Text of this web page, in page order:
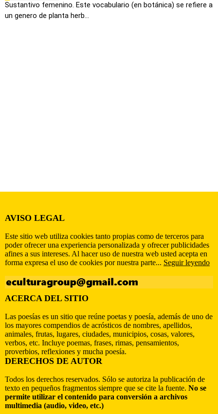
Sustantivo femenino. Este vocabulario (en botánica) se refiere a
un genero de planta herb...
AVISO LEGAL
Este sitio web utiliza cookies tanto propias como de terceros para
poder ofrecer una experiencia personalizada y ofrecer publicidades
afines a sus intereses. Al hacer uso de nuestra web usted acepta en
forma expresa el uso de cookies por nuestra parte... Seguir leyendo
ACERCA DEL SITIO
Las poesías es un sitio que reúne poetas y poesía, además de uno de
los mayores compendios de acrósticos de nombres, apellidos,
animales, frutas, lugares, ciudades, municipios, cosas, valores,
verbos, etc. Incluye poemas, frases, rimas, pensamientos,
proverbios, reflexiones y mucha poesía.
DERECHOS DE AUTOR
Todos los derechos reservados. Sólo se autoriza la publicación de
texto en pequeños fragmentos siempre que se cite la fuente. No se
permite utilizar el contenido para conversión a archivos
multimedia (audio, video, etc.)